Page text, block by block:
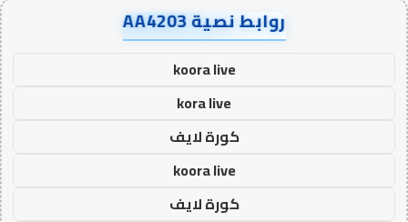
روابط نصية AA4203
koora live
kora live
كورة لايف
koora live
كورة لايف